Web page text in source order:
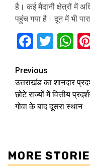
है। कई मैदानी क्षेत्रों में
पहुंच गया है। दून में भी
Continue
Reading
Previous
उत्तराखंड का शानदार
छोटे राज्यों में वित्तीय
गोवा के बाद दूसरा स्थान
MORE